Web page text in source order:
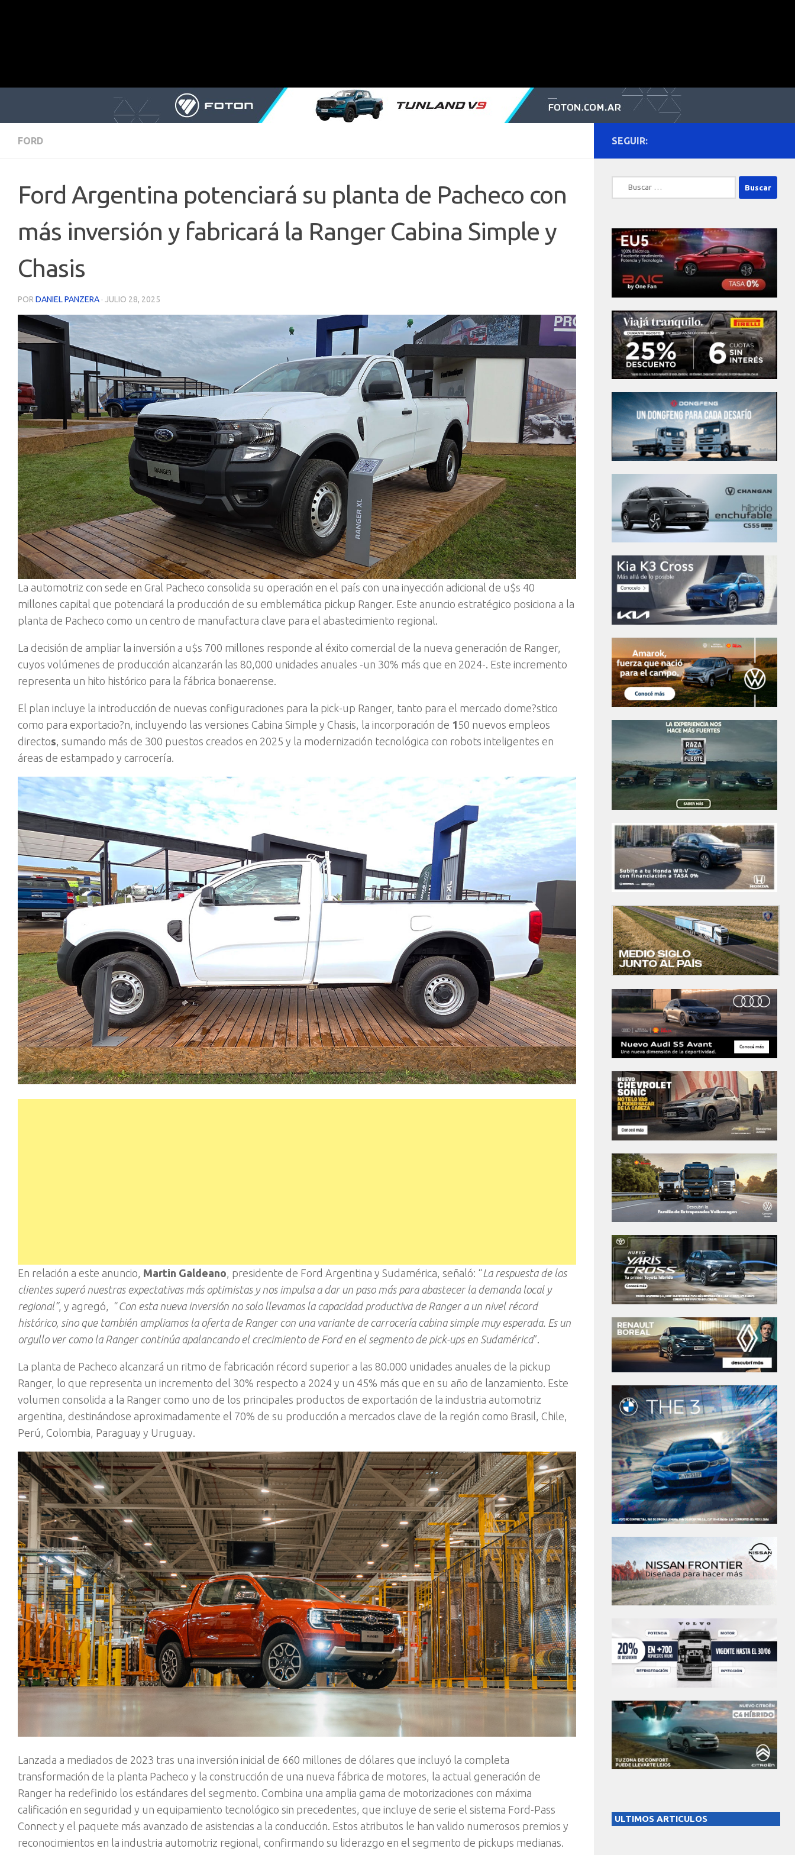
FORD
Ford Argentina potenciará su planta de Pacheco con
más inversión y fabricará la Ranger Cabina Simple y
Chasis
POR DANIEL PANZERA · JULIO 28, 2025
La automotriz con sede en Gral Pacheco consolida su operación en el país con una inyección adicional de u$s 40
millones capital que potenciará la producción de su emblemática pickup Ranger. Este anuncio estratégico posiciona a la
planta de Pacheco como un centro de manufactura clave para el abastecimiento regional.
La decisión de ampliar la inversión a u$s 700 millones responde al éxito comercial de la nueva generación de Ranger,
cuyos volúmenes de producción alcanzarán las 80,000 unidades anuales -un 30% más que en 2024-. Este incremento
representa un hito histórico para la fábrica bonaerense.
El plan incluye la introducción de nuevas configuraciones para la pick-up Ranger, tanto para el mercado dome?stico
como para exportacio?n, incluyendo las versiones Cabina Simple y Chasis, la incorporación de 1 50 nuevos empleos
directos , sumando más de 300 puestos creados en 2025 y la modernización tecnológica con robots inteligentes en
áreas de estampado y carrocería.
En relación a este anuncio, Martin Galdeano , presidente de Ford Argentina y Sudamérica, señaló: “La respuesta de los
clientes superó nuestras expectativas más optimistas y nos impulsa a dar un paso más para abastecer la demanda local y
regional”, y agregó, “Con esta nueva inversión no solo llevamos la capacidad productiva de Ranger a un nivel récord
histórico, sino que también ampliamos la oferta de Ranger con una variante de carrocería cabina simple muy esperada. Es un
orgullo ver como la Ranger continúa apalancando el crecimiento de Ford en el segmento de pick-ups en Sudamérica”.
La planta de Pacheco alcanzará un ritmo de fabricación récord superior a las 80.000 unidades anuales de la pickup
Ranger, lo que representa un incremento del 30% respecto a 2024 y un 45% más que en su año de lanzamiento. Este
volumen consolida a la Ranger como uno de los principales productos de exportación de la industria automotriz
argentina, destinándose aproximadamente el 70% de su producción a mercados clave de la región como Brasil, Chile,
Perú, Colombia, Paraguay y Uruguay.
Lanzada a mediados de 2023 tras una inversión inicial de 660 millones de dólares que incluyó la completa
transformación de la planta Pacheco y la construcción de una nueva fábrica de motores, la actual generación de
Ranger ha redefinido los estándares del segmento. Combina una amplia gama de motorizaciones con máxima
calificación en seguridad y un equipamiento tecnológico sin precedentes, que incluye de serie el sistema Ford-Pass
Connect y el paquete más avanzado de asistencias a la conducción. Estos atributos le han valido numerosos premios y
reconocimientos en la industria automotriz regional, confirmando su liderazgo en el segmento de pickups medianas.
SEGUIR:
Buscar:
ULTIMOS ARTICULOS